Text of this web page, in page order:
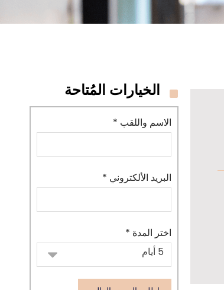
الخيارات المُتاحة
الاسم واللقب *
البريد الألكتروني *
اختر المدة *